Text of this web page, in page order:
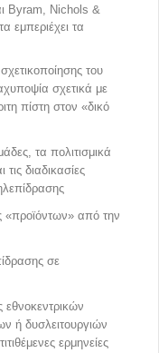
Byram, Nichols &
εμπεριέχει τα
του
σχετικά με
πίστη στον «δικό
τα πολιτισμικά
διαδικασίες
«προϊόντων» από την
σε
εθνοκεντρικών
ή δυσλειτουργιών
ερμηνείες